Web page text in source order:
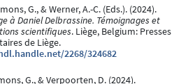
G., & Werner, A.-C. (Eds.). (2024).
à Daniel Delbrassine. Témoignages et
scientifiques. Liège, Belgium: Presses
de Liège.
2268/324682
G., & Verpoorten, D. (2024).